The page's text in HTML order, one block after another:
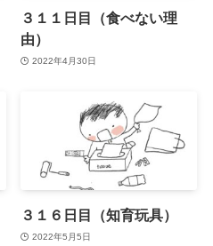
３１１日目（食べない理
由）
2022年4月30日
３１６日目（知育玩具）
2022年5月5日